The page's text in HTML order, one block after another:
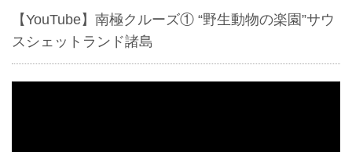
【YouTube】南極クルーズ① “野生動物の楽園”サウ
スシェットランド諸島